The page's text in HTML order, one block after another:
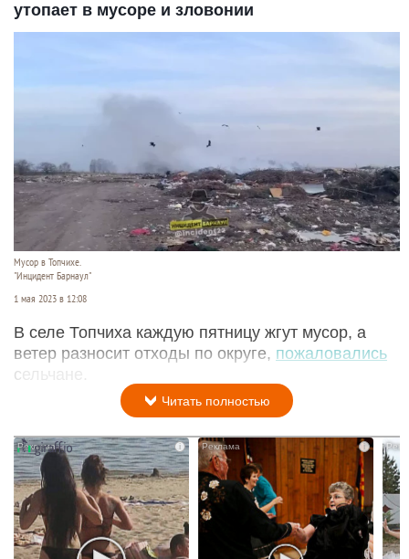
утопает в мусоре и зловонии
Мусор в Топчихе.
"Инцидент Барнаул"
1 мая 2023 в 12:08
В селе Топчиха каждую пятницу жгут мусор, а
ветер разносит отходы по округе, пожаловались
сельчане.
Читать полностью
i